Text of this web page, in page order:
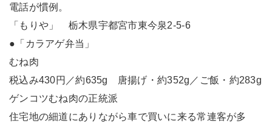
電話が慣例。
「もりや」 栃木県宇都宮市東今泉2-5-6
●「カラアゲ弁当」
むね肉
税込み430円／約635g 唐揚げ・約352g／ご飯・約283g
ゲンコツむね肉の正統派
住宅地の細道にありながら車で買いに来る常連客が多